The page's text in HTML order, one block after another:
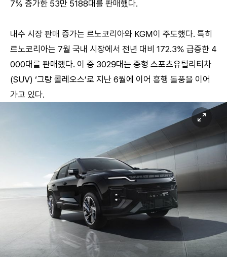
7% 증가한 53만 5188대를 판매했다.
내수 시장 판매 증가는 르노코리아와 KGM이 주도했다. 특히
르노코리아는 7월 국내 시장에서 전년 대비 172.3% 급증한 4
000대를 판매했다. 이 중 3029대는 중형 스포츠유틸리티차
(SUV) ‘그랑 콜레오스’로 지난 6월에 이어 흥행 돌풍을 이어
가고 있다.